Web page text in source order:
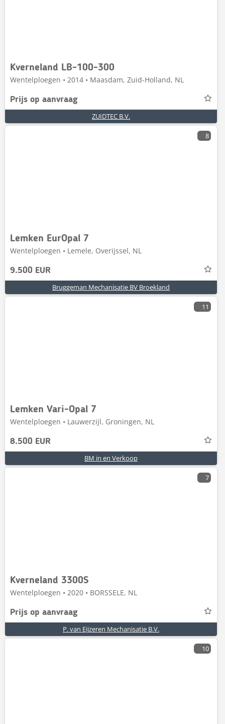
Kverneland LB-100-300
Wentelploegen • 2014 • Maasdam, Zuid-Holland, NL
Prijs op aanvraag
ZUIDTEC B.V.
8
Lemken EurOpal 7
Wentelploegen • Lemele, Overijssel, NL
9.500 EUR
Bruggeman Mechanisatie BV Broekland
11
Lemken Vari-Opal 7
Wentelploegen • Lauwerzijl, Groningen, NL
8.500 EUR
BM in en Verkoop
7
Kverneland 3300S
Wentelploegen • 2020 • BORSSELE, NL
Prijs op aanvraag
P. van Eijzeren Mechanisatie B.V.
10